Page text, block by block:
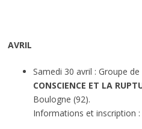
AVRIL
Samedi 30 avril : Groupe de
CONSCIENCE ET LA
Boulogne (92).
Informations et inscription :